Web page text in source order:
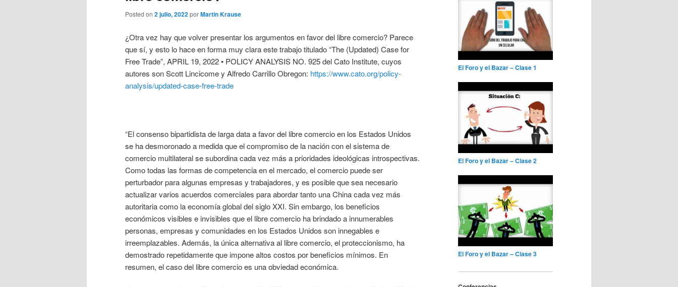
Posted on 2 julio, 2022porMartin Krause
¿Otra vez hay que volver presentar los argumentos en favor del libre comercio? Parece
que sí, y esto lo hace en forma muy clara este trabajo titulado “The (Updated) Case for
Free Trade”, APRIL 19, 2022 • POLICY ANALYSIS NO. 925 del Cato Institute, cuyos
autores son Scott Lincicome y Alfredo Carrillo Obregon: https://www.cato.org/policy-
analysis/updated-case-free-trade
“El consenso bipartidista de larga data a favor del libre comercio en los Estados Unidos
se ha desmoronado a medida que el compromiso de la nación con el sistema de
comercio multilateral se subordina cada vez más a prioridades ideológicas introspectivas.
Como todas las formas de competencia en el mercado, el comercio puede ser
perturbador para algunas empresas y trabajadores, y es posible que sea necesario
actualizar varios acuerdos comerciales para abordar tanto una China cada vez más
autoritaria como la economía global del siglo XXI. Sin embargo, los beneficios
económicos visibles e invisibles que el libre comercio ha brindado a innumerables
personas, empresas y comunidades en los Estados Unidos son innegables e
irreemplazables. Además, la única alternativa al libre comercio, el proteccionismo, ha
demostrado repetidamente que impone altos costos por beneficios mínimos. En
resumen, el caso del libre comercio es una obviedad económica.
El Foro y el Bazar – Clase 1
El Foro y el Bazar – Clase 2
El Foro y el Bazar – Clase 3